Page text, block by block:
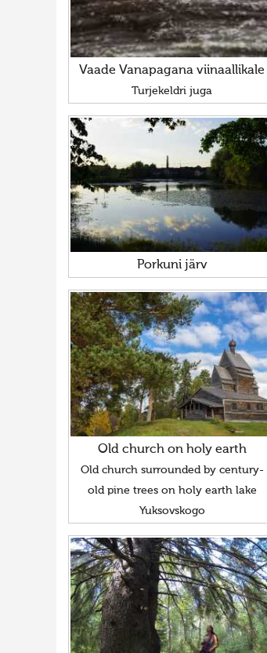
Vaade Vanapagana viinaallikale
Turjekeldri juga
Porkuni järv
Old church on holy earth
Old church surrounded by century-
old pine trees on holy earth lake
Yuksovskogo